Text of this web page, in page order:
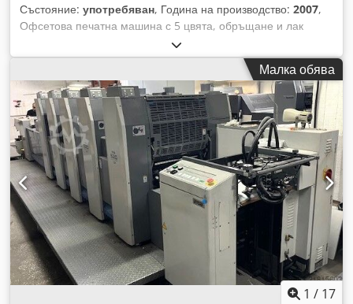
Състояние: употребяван, Година на производство: 2007,
Офсетова печатна машина с 5 цвята, обръщане и лак
модул Heidelberg CD74-5-P+LX - C Година на производство:
2007 Напечатани копия (млн): 250 Управление на
машината: - CP 2000 - Prinect Axis Control Dkedpfjv Rx A
Hex Aa Tor Печатни секции: - Брой цветови секции: 5 -
Машина с обръщане: 2/3 - AutoPlate - Alcolor
овлажняваща система - Автоматична система за миене на
мастилените валци - Автоматична система за миене на
офсетови платна - Автоматична система за миене на
контрапечатния цилиндър - Овлажняваща система:
Technotrans beta.c - Темпериране на мастилената група
Лакиране: - Брой лак модули: 1 - Tresu камера-раково
система - Брой анилоксови валци: 1 Сушене: - DryStar:
DryStar 2000 IR + горещ въздух Изводно устройство: -
Пудреща система: PowderStar Оборудване: - Шкаф за
въздушно захранване: AirStar - Въздушен компресор: Atlas
Copco
Малка обява
1 / 17